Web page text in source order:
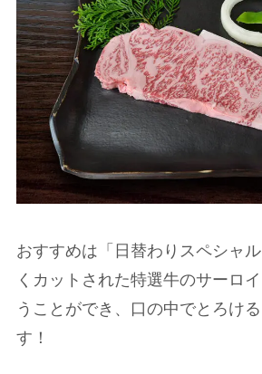
おすすめは「日替わりスペシャ
くカットされた特選牛のサーロ
うことができ、口の中でとろけ
す！